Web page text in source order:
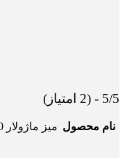
5/5 - (2 امتیاز)
نام محصول میز ماژولار ID100-170